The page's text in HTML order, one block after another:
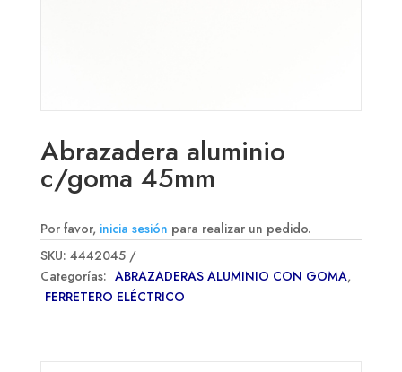
Abrazadera aluminio
c/goma 45mm
Por favor, inicia sesión para realizar un pedido.
SKU: 4442045
Categorías: ABRAZADERAS ALUMINIO CON GOMA,
FERRETERO ELÉCTRICO